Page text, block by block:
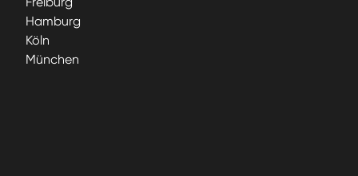
Hamburg
Köln
München